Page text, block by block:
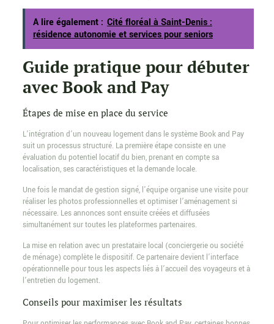
A lire également : Cité floréal à Saint-Denis :
résidence autonomie et services pour seniors
Guide pratique pour débuter
avec Book and Pay
Étapes de mise en place du service
L’intégration d’un nouveau logement dans le système Book and Pay
suit un processus structuré. La première étape consiste en une
évaluation du potentiel locatif du bien, prenant en compte sa
localisation, ses caractéristiques et la demande locale.
Une fois le mandat de gestion signé, l’équipe organise une visite pour
réaliser les photos professionnelles et optimiser l’aménagement si
nécessaire. Les annonces sont ensuite créées et diffusées
simultanément sur toutes les plateformes partenaires.
La mise en relation avec un prestataire local (conciergerie ou société
de ménage) complète le dispositif. Ce partenaire devient l’interface
opérationnelle pour tous les aspects liés à l’accueil des voyageurs et à
l’entretien du logement.
Conseils pour maximiser les résultats